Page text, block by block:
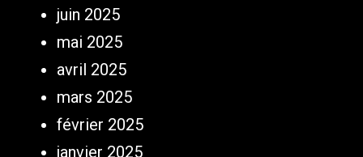
juin 2025
mai 2025
avril 2025
mars 2025
février 2025
janvier 2025